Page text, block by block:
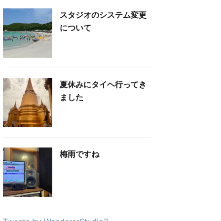
スタジオのシステム変更
について
夏休みにタイヘ行ってき
ました
梅雨ですね